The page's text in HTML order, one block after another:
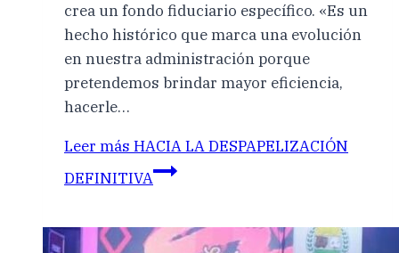
crea un fondo fiduciario específico. «Es un
hecho histórico que marca una evolución
en nuestra administración porque
pretendemos brindar mayor eficiencia,
hacerle…
Leer más HACIA LA DESPAPELIZACIÓN
DEFINITIVA